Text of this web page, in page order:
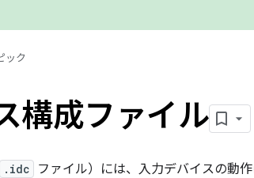
ック
構成ファイル
.idc
ファイル）には、入力デバイスの動